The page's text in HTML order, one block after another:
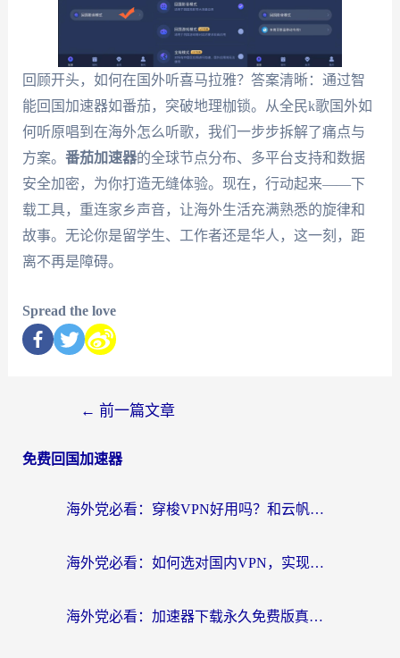
回顾开头，如何在国外听喜马拉雅？答案清晰：通过智
能回国加速器如番茄，突破地理枷锁。从全民k歌国外如
何听原唱到在海外怎么听歌，我们一步步拆解了痛点与
方案。 番茄加速器的全球节点分布、多平台支持和数据
安全加密，为你打造无缝体验。现在，行动起来——下
载工具，重连家乡声音，让海外生活充满熟悉的旋律和
故事。无论你是留学生、工作者还是华人，这一刻，距
离不再是障碍。
Spread the love
← 前一篇文章
免费回国加速器
海外党必看：穿梭VPN好用吗？和云帆VPN对比哪个回国效果更好？附真实测评+避坑指南
海外党必看：如何选对国内VPN，实现无缝访问国内资源？
海外党必看：加速器下载永久免费版真的存在吗？教你无缝访问国内资源的正确姿势